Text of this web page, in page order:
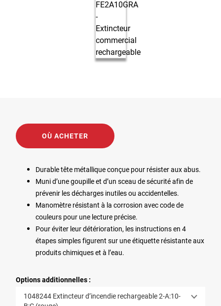
OÙ ACHETER
Durable tête métallique conçue pour résister aux abus.
Muni d’une goupille et d’un sceau de sécurité afin de
prévenir les décharges inutiles ou accidentelles.
Manomètre résistant à la corrosion avec code de
couleurs pour une lecture précise.
Pour éviter leur détérioration, les instructions en 4
étapes simples figurent sur une étiquette résistante aux
produits chimiques et à l’eau.
Options additionnelles :
1048244 Extincteur d’incendie rechargeable 2-A:10-